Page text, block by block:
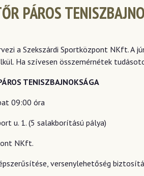
PÁROS
a Szekszárdi Sportközpont NKft. A
Ha szívesen összemérnétek
TENISZBAJNOKSÁGA
09:00 óra
u. 1. (5 salakborítású pálya)
NKft.
versenylehetőség